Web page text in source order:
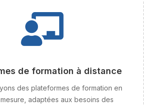
de formation à distance
des plateformes de formation en
adaptées aux besoins des